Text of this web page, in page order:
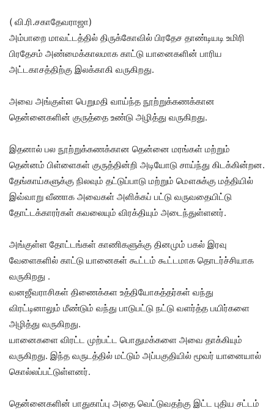
( வி.ரி.சகாதேவராஜா)
அம்பாறை மாவட்டத்தில் திருக்கோவில் பிரதேச தாண்டியடி உமிரி
பிரதேசம் அண்மைக்காலமாக காட்டு யானைகளின் பாரிய
அட்டகாசத்திற்கு இலக்காகி வருகிறது.
அவை அங்குள்ள பெறுமதி வாய்ந்த நூற்றுக்கணக்கான
தென்னைகளின் குருத்தை உண்டு அழித்து வருகிறது.
இதனால் பல நூற்றுக்கணக்கான தென்னை மரங்கள் மற்றும்
தென்னம் பிள்ளைகள் குருத்தின்றி அடியோடு சாய்ந்து கிடக்கின்றன.
தேங்காய்களுக்கு நிலவும் தட்டுப்பாடு மற்றும் மௌசுக்கு மத்தியில்
இவ்வாறு வீணாக அவைகள் அளிக்கப் பட்டு வருவதையிட்டு
தோட்டக்காரர்கள் கவலையும் விரக்தியும் அடைந்துள்ளனர்.
அங்குள்ள தோட்டங்கள் காணிகளுக்கு தினமும் பகல் இரவு
வேளைகளில் காட்டு யானைகள் கூட்டம் கூட்டமாக தொடர்ச்சியாக
வருகிறது .
வனஜீவராசிகள் திணைக்கள உத்தியோகத்தர்கள் வந்து
விரட்டினாலும் மீண்டும் வந்து பாடுபட்டு நட்டு வளர்த்த பயிர்களை
அழித்து வருகிறது.
யானைகளை விரட்ட முற்பட்ட பொதுமக்களை அவை தாக்கியும்
வருகிறது. இந்த வருடத்தில் மட்டும் அப்பகுதியில் மூவர் யானையால்
கொல்லப்பட்டுள்ளனர்.
தென்னைகளின் பாதுகாப்பு அதை வெட்டுவதற்கு இட்ட புதிய சட்டம்